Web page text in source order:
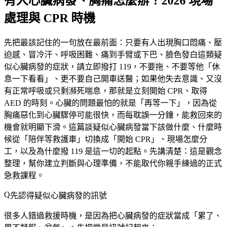
處理與 CPR 時機
先把最該記住的一句放在最前面： 只要有人出現胸口悶痛、壓
迫感、冒冷汗、呼吸困難、痛到手臂或下巴、臉色發白這類疑
似心臟病發的症狀，請立即撥打 119，不要拖、不要等他「休
息一下看看」、更不要自己開車送醫 ；如果他失去意識、又沒
有正常呼吸或只剩瀕死喘息，那就是立刻開始 CPR、取得
AED 的時刻。心臟的問題最怕的就是「再等一下」，因為從
胸痛惡化到心臟驟停可能很快，而每耽誤一分鐘，能救回來的
機會就明顯下滑。這篇談疑似心臟病發當下該做什麼、什麼時
候從「陪伴等救護車」切換成「開始 CPR」、現場怎麼分
工，以及為什麼撥 119 是這一切的起點。先講清楚：這是觀念
整理，幫你建立判斷與心理準備，不能取代你親手練過的正式
急救課程。
先認得疑似心臟病發的訊號
很多人錯過救援時機，是因為把心臟病發的症狀當成「累了、